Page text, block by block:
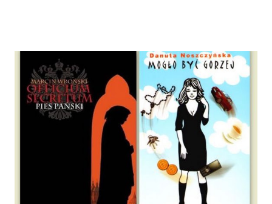
wspólnego życia przeczytacie TUTAJ i TUTAJ . Gdy już
nieco okrzepliśmy w codzienności z psem, a Amber - z
ludźmi i kotami, pojawił się pomysł na wspólny jesienny
wyjazd w Beskid Niski. Zanim to jednak się stało psica miała
atak padaczki, co spowodowało, że wyjazd odwołaliśmy,
wdrożyliśmy leczenie i od nowa zaczęliśmy oswajać z nami i
wspólnym życiem zdezorientowanego chorobą psa. Udało
się ustabilizować zawirowania zdrowotne i wówczas
zaczęliśmy się cieszyć sobą wzajemnie już na 100%.